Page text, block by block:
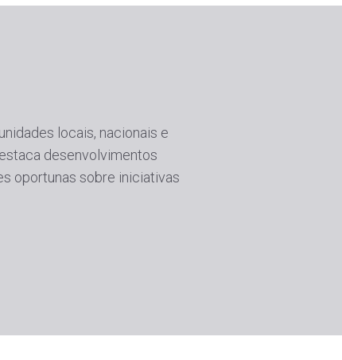
locais, nacionais e
desenvolvimentos
oportunas sobre iniciativas